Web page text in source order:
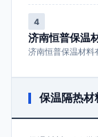
4
济南恒普保温
济南恒普保温材
保温隔热材